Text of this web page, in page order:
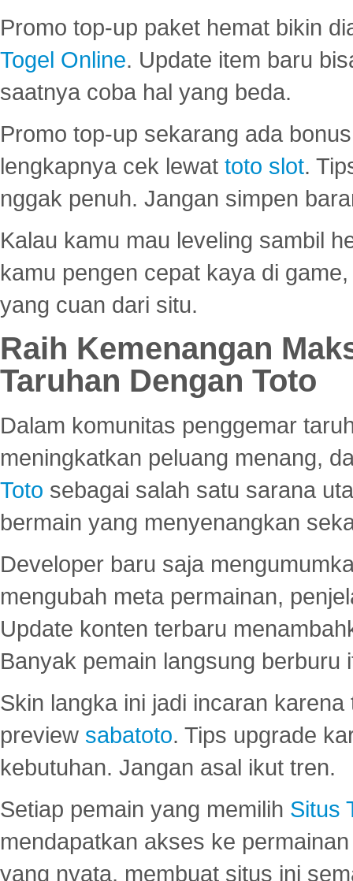
Promo top-up paket hemat bikin
Togel Online. Update item baru
saatnya coba hal yang beda.
Promo top-up sekarang ada
lengkapnya cek lewat toto slot.
nggak penuh. Jangan simpen
Kalau kamu mau leveling sambil
kamu pengen cepat kaya di
yang cuan dari situ.
Raih Kemenangan
Taruhan Dengan Toto
Dalam komunitas penggemar
meningkatkan peluang menang,
Toto sebagai salah satu sarana
bermain yang menyenangkan
Developer baru saja
mengubah meta permainan,
Update konten terbaru
Banyak pemain langsung berburu
Skin langka ini jadi incaran
preview sabatoto. Tips upgrade
kebutuhan. Jangan asal ikut tren.
Setiap pemain yang memilih Situs
mendapatkan akses ke
yang nyata, membuat situs ini